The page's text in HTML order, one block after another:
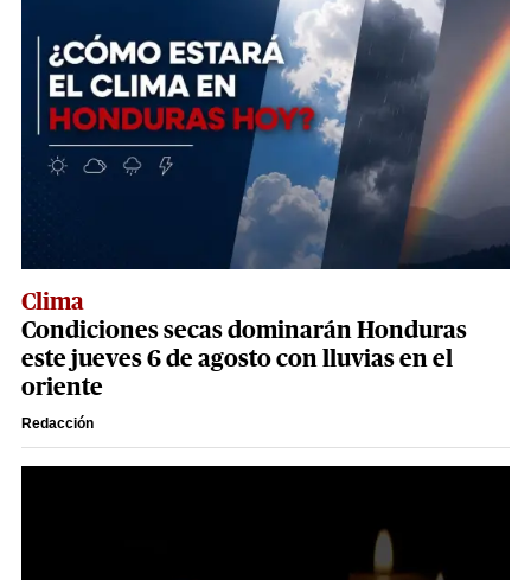
Clima
Condiciones secas dominarán Honduras
este jueves 6 de agosto con lluvias en el
oriente
Redacción